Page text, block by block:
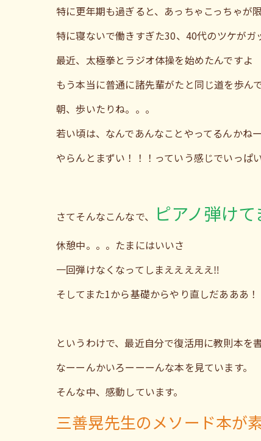
特に更年期も過ぎると、あっちゃこっちゃが
特に寝ないで働きすぎた30、40代のツケがガ
最近、太極拳とラジオ体操を始めたんですよ
もう本当に普通に諸先輩がたと同じ道を歩ん
朝、歩いたりね。。。
若い頃は、なんであんなことやってるんかね
やらんとまずい！！！っていう感じでいっぱい
さてそんなこんなで、 ピアノ弾け
休憩中。。。たまにはいいさ
一回弾けなくなってしまえええええ‼️
そしてまた1から基礎からやり直しだあああ！
というわけで、最近自分で復活用に教則本を
なーーんかいろーーーんな本を見ています。
そんな中、感動しています。
三善晃先生のメソード本が